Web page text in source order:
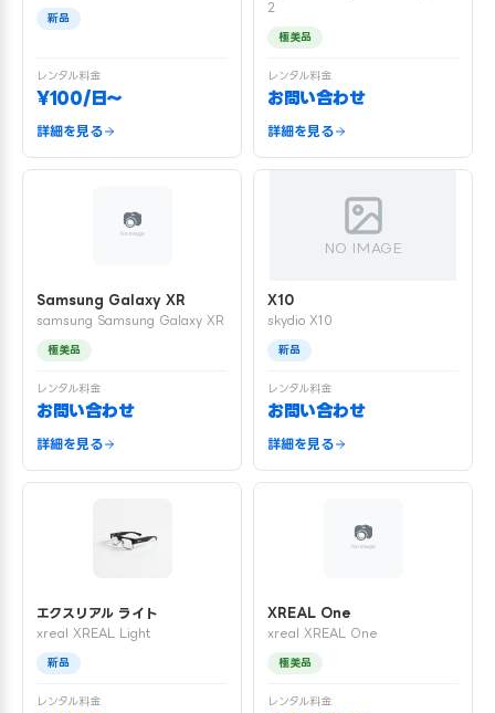
新品
レンタル料金
¥100/日〜
詳細を見る
2
極美品
レンタル料金
お問い合わせ
詳細を見る
Samsung Galaxy XR
samsung Samsung Galaxy XR
極美品
レンタル料金
お問い合わせ
詳細を見る
NO IMAGE
X10
skydio X10
新品
レンタル料金
お問い合わせ
詳細を見る
エクスリアル ライト
xreal XREAL Light
新品
レンタル料金
XREAL One
xreal XREAL One
極美品
レンタル料金